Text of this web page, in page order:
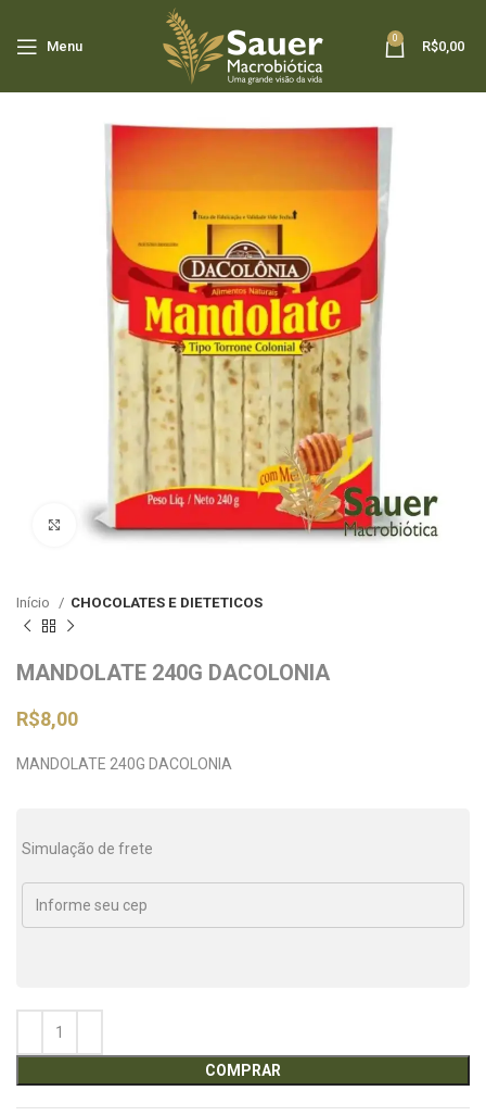
Menu
0
R$0,00
Clique para ampliar
Início CHOCOLATES E DIETETICOS
MANDOLATE 240G DACOLONIA
R$8,00
MANDOLATE 240G DACOLONIA
Simulação de frete
COMPRAR